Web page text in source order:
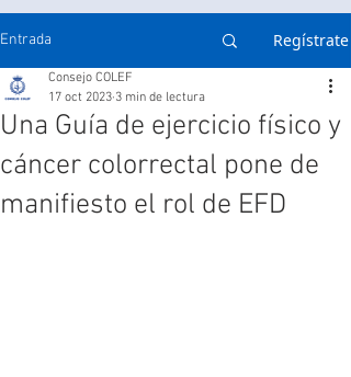
Entrada Regístrate
Una Guía de ejercicio físico y
cáncer colorrectal pone de
manifiesto el rol de EFD
Consejo COLEF
17 oct 2023 3 min de lectura